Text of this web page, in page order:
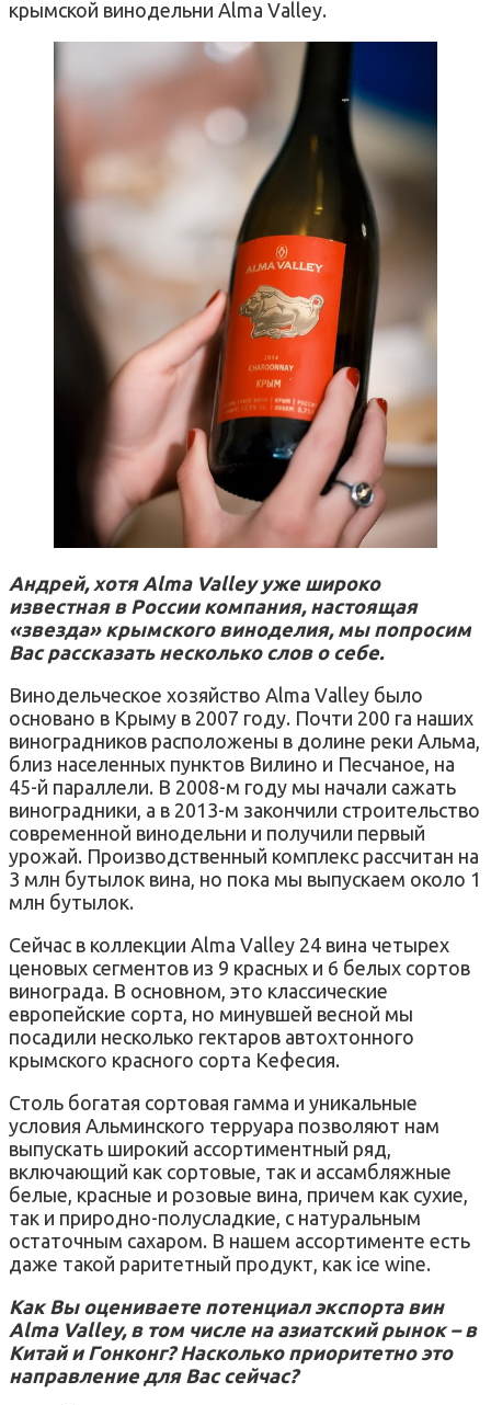
крымской винодельни Alma Valley.
Андрей, хотя Alma Valley уже широко
известная в России компания, настоящая
«звезда» крымского виноделия, мы попросим
Вас рассказать несколько слов о себе.
Винодельческое хозяйство Alma Valley было
основано в Крыму в 2007 году. Почти 200 га наших
виноградников расположены в долине реки Альма,
близ населенных пунктов Вилино и Песчаное, на
45-й параллели. В 2008-м году мы начали сажать
виноградники, а в 2013-м закончили строительство
современной винодельни и получили первый
урожай. Производственный комплекс рассчитан на
3 млн бутылок вина, но пока мы выпускаем около 1
млн бутылок.
Сейчас в коллекции Alma Valley 24 вина четырех
ценовых сегментов из 9 красных и 6 белых сортов
винограда. В основном, это классические
европейские сорта, но минувшей весной мы
посадили несколько гектаров автохтонного
крымского красного сорта Кефесия.
Столь богатая сортовая гамма и уникальные
условия Альминского терруара позволяют нам
выпускать широкий ассортиментный ряд,
включающий как сортовые, так и ассамбляжные
белые, красные и розовые вина, причем как сухие,
так и природно-полусладкие, с натуральным
остаточным сахаром. В нашем ассортименте есть
даже такой раритетный продукт, как ice wine.
Как Вы оцениваете потенциал экспорта вин
Alma Valley, в том числе на азиатский рынок – в
Китай и Гонконг? Насколько приоритетно это
направление для Вас сейчас?